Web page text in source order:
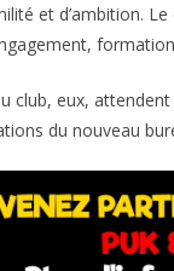
et d’ambition.
club, eux,
du nouveau